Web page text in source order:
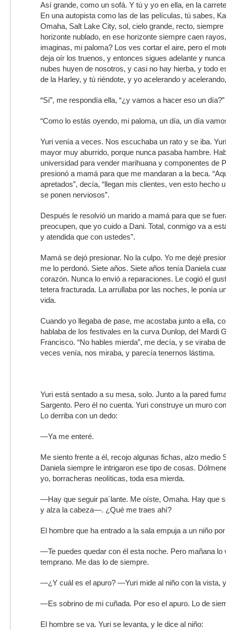
Así grande, como un sofá. Y tú y yo en ella, en la
En una autopista como las de las películas, tú sabes,
Omaha, Salt Lake City, sol, cielo grande, recto, siempre
horizonte nublado, en ese horizonte siempre caen
imaginas, mi paloma? Los ves cortar el aire, pero el
deja oír los truenos, y entonces sigues adelante y
nubes huyen de nosotros, y casi no hay hierba, y todo
de la Harley, y tú riéndote, y yo acelerando y
“Sí”, me respondía ella, “¿y vamos a hacer eso un día?”
“Como lo estás oyendo, mi paloma, un día, un día
Yuri venía a veces. Nos escuchaba un rato y se iba.
mayor muy aburrido, porque nunca pasaba hambre.
universidad para vender marihuana y componentes de
presionó a mamá para que me mandaran a la beca.
apretados”, decía, “llegan mis clientes, ven esto hecho
se ponen nerviosos”.
Después le resolvió un marido a mamá para que se
preocupen, que yo cuido a Dani. Total, conmigo va a
y atendida que con ustedes”.
Mamá se dejó presionar. No la culpo. Yo me dejé
me lo perdonó. Siete años. Siete años tenía Daniela
corazón. Nunca lo envió a reparaciones. Le cogió el
tetera fracturada. La arrullaba por las noches, le ponía
vida.
Cuando yo llegaba de pase, me acostaba junto a ella,
hablaba de los festivales en la curva Dunlop, del Mardi
Francisco. “No hables mierda”, me decía, y se viraba
veces venía, nos miraba, y parecía tenernos lástima.
Yuri está sentado a su mesa, solo. Junto a la pared
Sargento. Pero él no cuenta. Yuri construye un muro
Lo derriba con un dedo:
—Ya me enteré.
Me siento frente a él, recojo algunas fichas, alzo medio
Daniela siempre le intrigaron ese tipo de cosas.
yo, borracheras neolíticas, toda esa mierda.
—Hay que seguir pa´lante. Me oíste, Omaha. Hay que
y alza la cabeza—. ¿Qué me traes ahí?
El hombre que ha entrado a la sala empuja a un niño
—Te puedes quedar con él esta noche. Pero mañana lo
temprano. Me das lo de siempre.
—¿Y cuál es el apuro? —Yuri mide al niño con la vista,
—Es sobrino de mi cuñada. Por eso el apuro. Lo de
El hombre se va. Yuri se levanta, y le dice al niño: